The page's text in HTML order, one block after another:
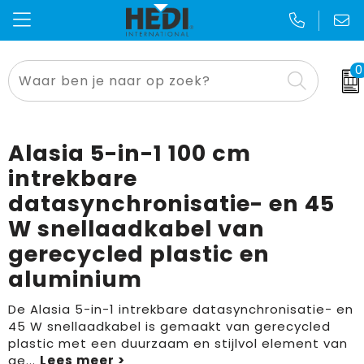
0
Thema's en geefmomenten
Aanstekers
Anti-stress
E.H.B.O.
Bidons en Sportflessen
Gereedschap
Elektronica, Gadgets en USB
Kniebescherming
Broeken
Caps, Hoeden en Mutsen
Sjaals
Jassen
Kleding accessoires
Ondergoed en Sokken
Badtextiel
Bodywarmers
Broeken en Rokken
Caps, Hoeden en Mutsen
Gilets
Handschoenen en Sjaals
Jassen
Opbergtassen
Lunchtassen
Accessoires voor tassen
Autotassen
Boodschappentassen
Collegetassen
Documententassen
Voetbal EK & WK
Kerst
Zomer
Pasen
Dag van de zorg
Dag van de schoonmaker
Dag van de bouw
Alasia 5-in-1 100 cm
intrekbare
datasynchronisatie- en 45
W snellaadkabel van
gerecycled plastic en
aluminium
De Alasia 5-in-1 intrekbare datasynchronisatie- en
45 W snellaadkabel is gemaakt van gerecycled
plastic met een duurzaam en stijlvol element van
ge...